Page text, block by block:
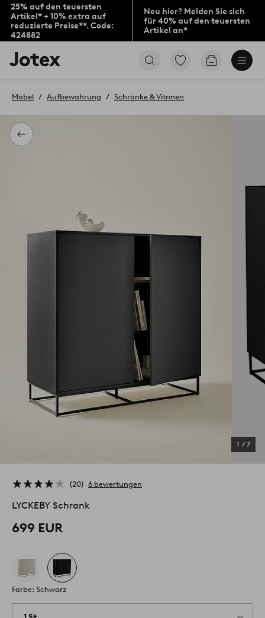
25% auf den teuersten
Artikel* + 10% extra auf
reduzierte Preise**. Code:
424882
Neu hier? Melden Sie sich
für 40% auf den teuersten
Artikel an*
Jotex-
Logo
Startseite
Zu
Favoriten
Produkten
Zum
Zurück
Möbel Aufbewahrung Schränke & Vitrinen
1 / 7
20 6 bewertungen
LYCKEBY Schrank
699 EUR
Farbe: Schwarz